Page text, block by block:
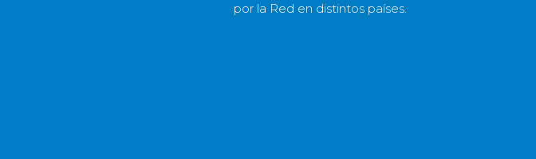
por la Red en distintos países.